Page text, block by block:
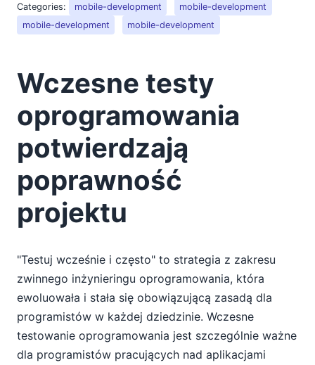
Categories: mobile-development
mobile-development
mobile-development
mobile-development
Wczesne testy
oprogramowania
potwierdzają
poprawność
projektu
"Testuj wcześnie i często" to strategia z zakresu
zwinnego inżynieringu oprogramowania, która
ewoluowała i stała się obowiązującą zasadą dla
programistów w każdej dziedzinie. Wczesne
testowanie oprogramowania jest szczególnie ważne
dla programistów pracujących nad aplikacjami